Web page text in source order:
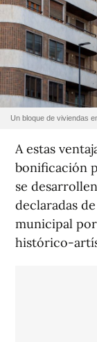
Un bloque de viviendas
A estas
bonificación
se
declaradas
municipal
histórico-